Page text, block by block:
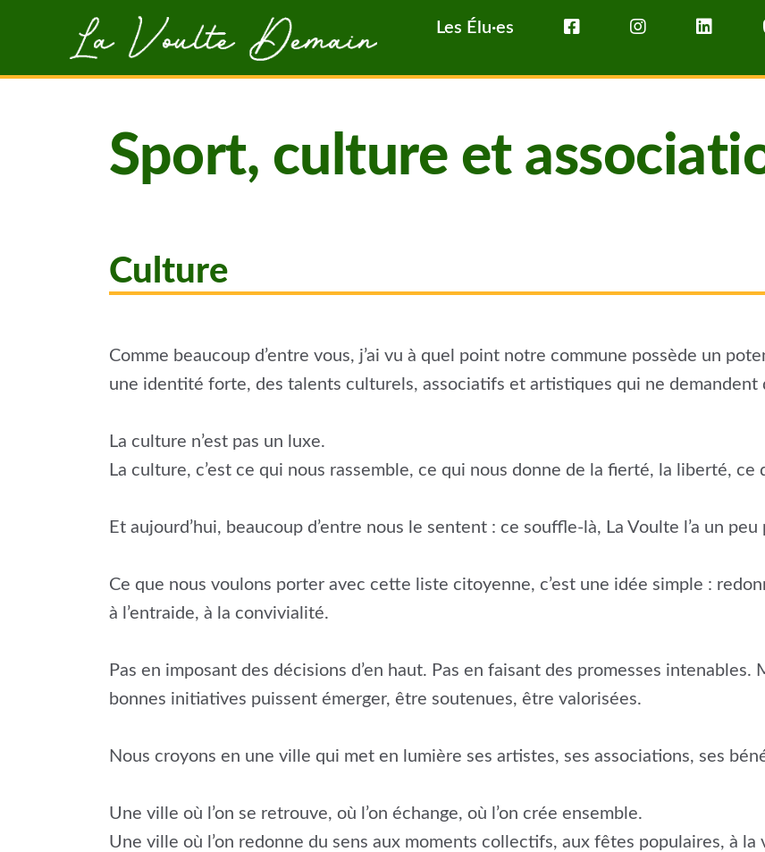
Aller au contenu principal Les Élu·es
Sport, culture et
Culture
Comme beaucoup d’entre vous, j’ai vu à quel point notre commune possède un
une identité forte, des talents culturels, associatifs et artistiques qui ne demandent
La culture n’est pas un luxe.
La culture, c’est ce qui nous rassemble, ce qui nous donne de la fierté, la liberté,
Et aujourd’hui, beaucoup d’entre nous le sentent : ce souffle-là, La Voulte l’a un peu
Ce que nous voulons porter avec cette liste citoyenne, c’est une idée simple :
à l’entraide, à la convivialité.
Pas en imposant des décisions d’en haut. Pas en faisant des promesses
bonnes initiatives puissent émerger, être soutenues, être valorisées.
Nous croyons en une ville qui met en lumière ses artistes, ses associations, ses
Une ville où l’on se retrouve, où l’on échange, où l’on crée ensemble.
Une ville où l’on redonne du sens aux moments collectifs, aux fêtes populaires, à